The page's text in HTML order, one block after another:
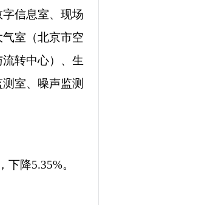
信息室、现场
室（北京市空
转中心）、生
室、噪声监测
降5.35%。